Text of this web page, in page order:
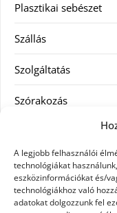
A legjobb felhasználói
technológiákat
eszközinformációkat és/
technológiákhoz való
adatokat dolgozzunk fel
Plasztikai sebészet
Szállás
Szolgáltatás
Szórakozás
Vásárlás
Víztisztítás